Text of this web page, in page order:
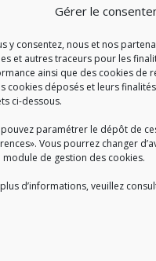
Gérer le
y consentez, nous et nos
et autres traceurs pour les
ainsi que des cookies de
cookies déposés et leurs
ci-dessous.
paramétrer le dépôt de
Vous pourrez changer
module de gestion des cookies.
d’informations, veuillez
14h à 16h
à 18h30
|Recrutement|FAQ